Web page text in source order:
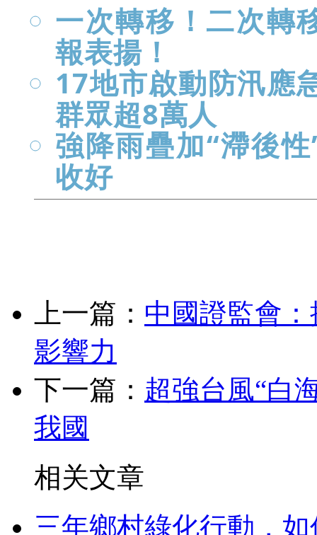
一次轉移！二次轉
報表揚！
17地市啟動防汛應
群眾超8萬人
強降雨疊加“滯後
收好
上一篇： 中國證監會
影響力
下一篇： 超強台風“白
我國
相关文章
三年鄉村綠化行動，